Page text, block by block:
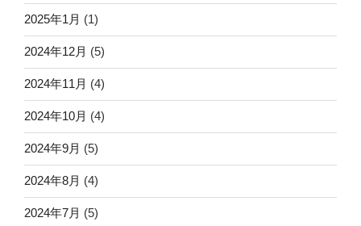
2025年1月 (1)
2024年12月 (5)
2024年11月 (4)
2024年10月 (4)
2024年9月 (5)
2024年8月 (4)
2024年7月 (5)